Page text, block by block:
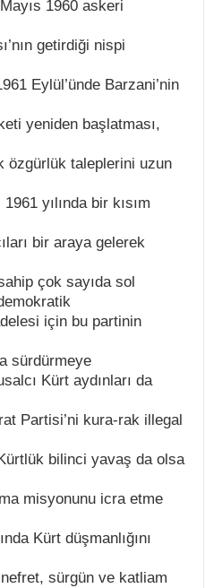
1960 askeri
getirdiği nispi
Eylül’ünde Barzani’nin
yeniden başlatması,
özgürlük taleplerini uzun
yılında bir kısım
bir araya gelerek
çok sayıda sol
için bu partinin
sürdürmeye
Kürt aydınları da
Partisi’ni kura-rak illegal
bilinci yavaş da olsa
misyonunu icra etme
Kürt düşmanlığını
sürgün ve katliam